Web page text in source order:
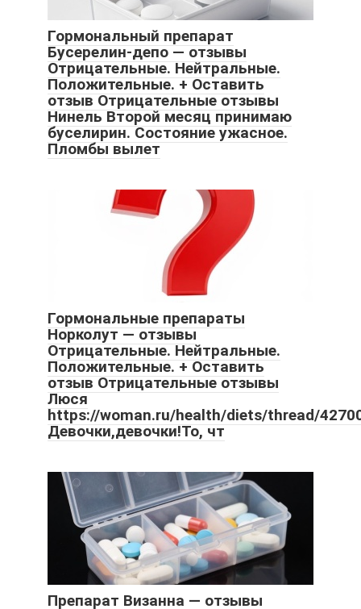
Гормональный препарат
Бусерелин-депо — отзывы
Отрицательные. Нейтральные.
Положительные. + Оставить
отзыв Отрицательные отзывы
Нинель Второй месяц принимаю
буселирин. Состояние ужасное.
Пломбы вылет
Гормональные препараты
Норколут — отзывы
Отрицательные. Нейтральные.
Положительные. + Оставить
отзыв Отрицательные отзывы
Люся
https://woman.ru/health/diets/thread/
Девочки,девочки!То, чт
Препарат Визанна — отзывы